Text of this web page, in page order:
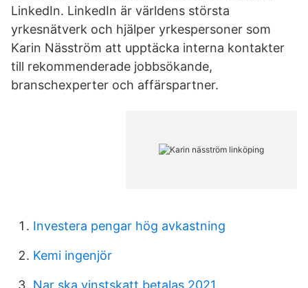
LinkedIn. LinkedIn är världens största
yrkesnätverk och hjälper yrkespersoner som
Karin Näsström att upptäcka interna kontakter
till rekommenderade jobbsökande,
branschexperter och affärspartner.
Investera pengar hög avkastning
Kemi ingenjör
Nar ska vinstskatt betalas 2021